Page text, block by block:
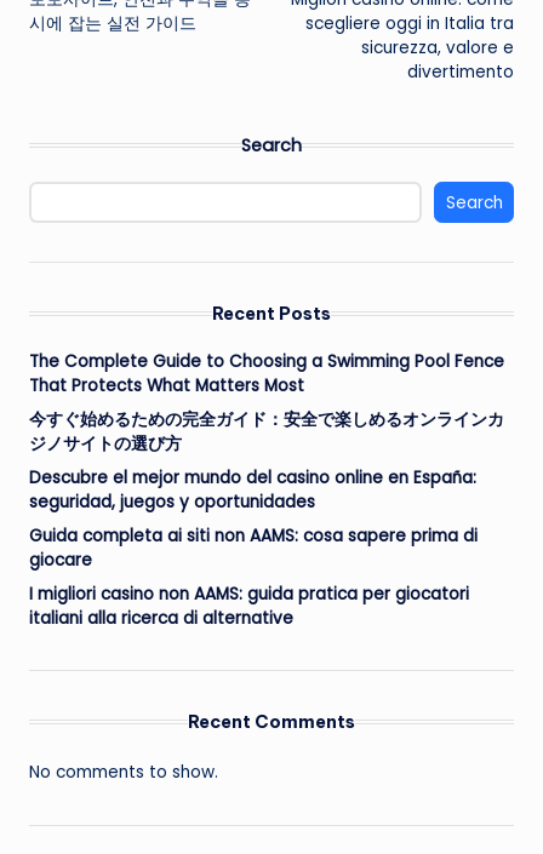
navigation
시에 잡는 실전 가이드
scegliere oggi in Italia tra
sicurezza, valore e
divertimento
Search
Search
Recent Posts
The Complete Guide to Choosing a Swimming Pool Fence
That Protects What Matters Most
今すぐ始めるための完全ガイド：安全で楽しめるオンラインカ
ジノサイトの選び方
Descubre el mejor mundo del casino online en España:
seguridad, juegos y oportunidades
Guida completa ai siti non AAMS: cosa sapere prima di
giocare
I migliori casino non AAMS: guida pratica per giocatori
italiani alla ricerca di alternative
Recent Comments
No comments to show.